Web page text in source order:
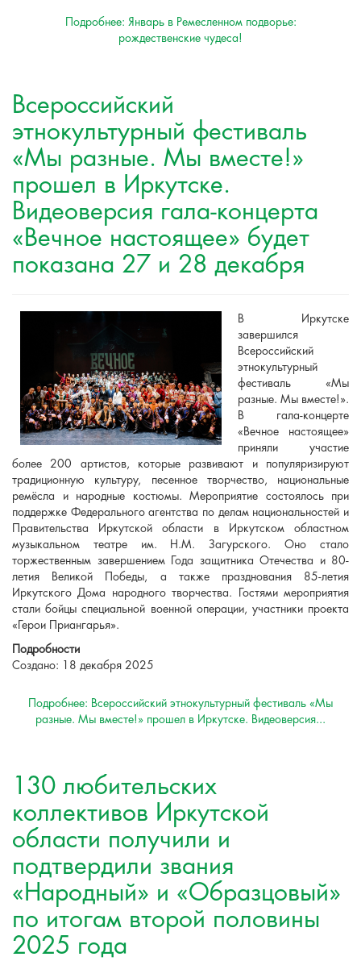
Подробнее: Январь в Ремесленном подворье:
рождественские чудеса!
Всероссийский
этнокультурный фестиваль
«Мы разные. Мы вместе!»
прошел в Иркутске.
Видеоверсия гала-концерта
«Вечное настоящее» будет
показана 27 и 28 декабря
В Иркутске
завершился
Всероссийский
этнокультурный
фестиваль «Мы
разные. Мы вместе!».
В гала-концерте
«Вечное настоящее»
приняли участие
более 200 артистов, которые развивают и популяризируют
традиционную культуру, песенное творчество, национальные
ремёсла и народные костюмы. Мероприятие состоялось при
поддержке Федерального агентства по делам национальностей и
Правительства Иркутской области в Иркутском областном
музыкальном театре им. Н.М. Загурского. Оно стало
торжественным завершением Года защитника Отечества и 80-
летия Великой Победы, а также празднования 85-летия
Иркутского Дома народного творчества. Гостями мероприятия
стали бойцы специальной военной операции, участники проекта
«Герои Приангарья».
Подробности
Создано: 18 декабря 2025
Подробнее: Всероссийский этнокультурный фестиваль «Мы
разные. Мы вместе!» прошел в Иркутске. Видеоверсия...
130 любительских
коллективов Иркутской
области получили и
подтвердили звания
«Народный» и «Образцовый»
по итогам второй половины
2025 года